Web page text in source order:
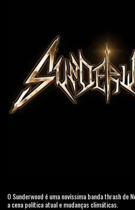
O Sunderwood é uma novíssima banda thrash de
a cena política atual e mudanças climáticas.